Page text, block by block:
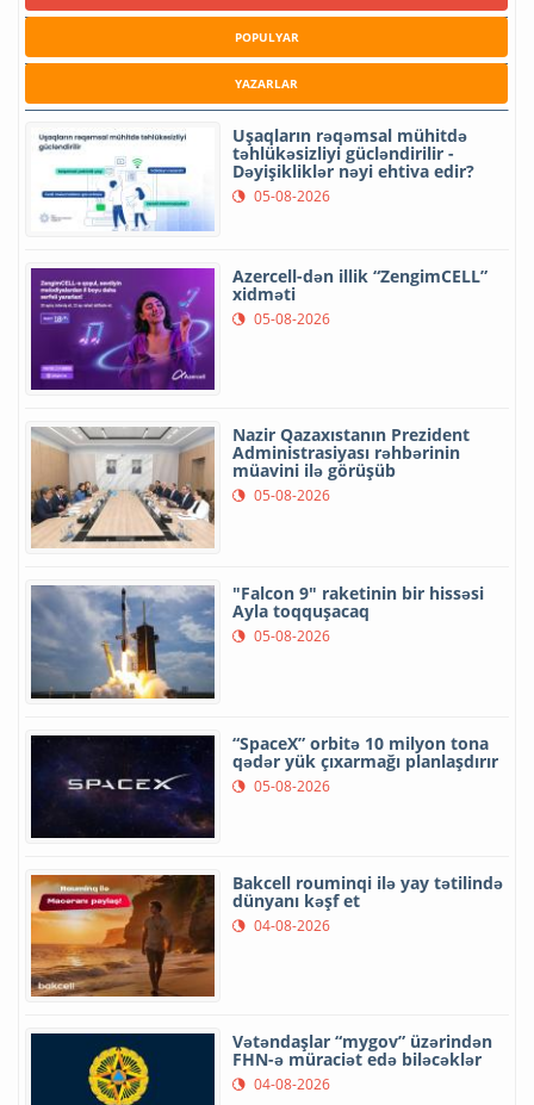
POPULYAR
YAZARLAR
Uşaqların rəqəmsal mühitdə
təhlükəsizliyi gücləndirilir -
Dəyişikliklər nəyi ehtiva edir?
05-08-2026
Azercell-dən illik “ZengimCELL”
xidməti
05-08-2026
Nazir Qazaxıstanın Prezident
Administrasiyası rəhbərinin
müavini ilə görüşüb
05-08-2026
"Falcon 9" raketinin bir hissəsi
Ayla toqquşacaq
05-08-2026
“SpaceX” orbitə 10 milyon tona
qədər yük çıxarmağı planlaşdırır
05-08-2026
Bakcell rouminqi ilə yay tətilində
dünyanı kəşf et
04-08-2026
Vətəndaşlar “mygov” üzərindən
FHN-ə müraciət edə biləcəklər
04-08-2026